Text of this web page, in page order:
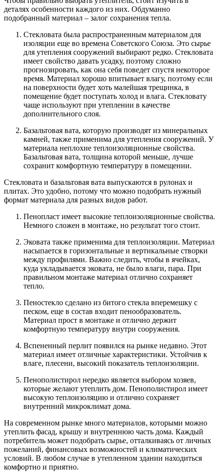
деталях особенности каждого из них. Обдуманно
подобранный материал – залог сохранения тепла.
Стекловата была распространенным материалом для
изоляции еще во времена Советского Союза. Это сырье
для утепления сооружений выбирают редко. Стекловата
имеет свойство давать усадку, поэтому сложно
прогнозировать, как она себя поведет спустя некоторое
время. Материал хорошо впитывает влагу, поэтому если
на поверхности будет хоть малейшая трещинка, в
помещение будет поступать холод и влага. Стекловату
чаще используют при утеплении в качестве
дополнительного слоя.
Базальтовая вата, которую производят из минеральных
камней, также применима для утепления сооружений. У
материала неплохие теплоизоляционные свойства.
Базальтовая вата, толщина которой меньше, лучше
сохранит комфортную температуру в помещении.
Стекловата и базальтовая вата выпускаются в рулонах и
плитах. Это удобно, потому что можно подобрать нужный
формат материала для разных видов работ.
Пенопласт имеет высокие теплоизоляционные свойства.
Немного сложен в монтаже, но результат того стоит.
Эковата также применима для теплоизоляции. Материал
насыпается в горизонтальные и вертикальные створки
между профилями. Важно следить, чтобы в ячейках,
куда укладывается эковата, не было влаги, пара. При
правильном монтаже материал отлично сохраняет
тепло.
Пеностекло сделано из битого стекла вперемешку с
песком, еще в состав входит пенообразователь.
Материал прост в монтаже и отлично держит
комфортную температуру внутри сооружения.
Вспененный перлит появился на рынке недавно. Этот
материал имеет отличные характеристики. Устойчив к
влаге, плесени, высокий показатель теплоизоляции.
Пенополистирол нередко является выбором хозяев,
которые желают утеплить дом. Пенополистирол имеет
высокую теплоизоляцию и отлично сохраняет
внутренний микроклимат дома.
На современном рынке много материалов, которыми можно
утеплить фасад, крышу и внутреннюю часть дома. Каждый
потребитель может подобрать сырье, отталкиваясь от личных
пожеланий, финансовых возможностей и климатических
условий. В любом случае в утепленном здании находиться
комфортно и приятно.